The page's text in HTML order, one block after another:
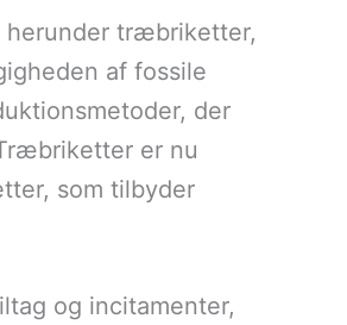
herunder træbriketter,
af fossile
der
er nu
som tilbyder
og incitamenter,